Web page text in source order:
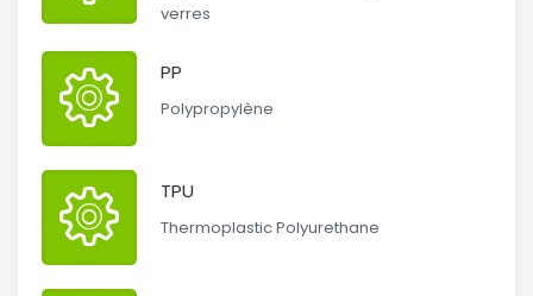
verres
PP
Polypropylène
TPU
Thermoplastic Polyurethane